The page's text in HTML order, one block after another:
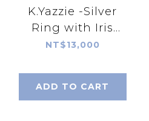
K.Yazzie -Silver
Ring with Iris
Cross
NT$13,000
ADD TO CART